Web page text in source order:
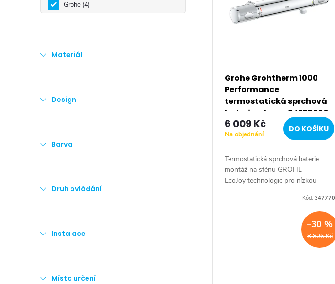
a
n
l
Grohe 4
Materiál
Design
Barva
Druh ovládání
Instalace
Místo určení
k
Grohe Grohtherm 1000
Performance
termostatická sprchová
baterie, chrom 34777000
6 009 Kč
Na objednání
DO KOŠÍKU
Termostatická sprchová baterie
montáž na stěnu GROHE
EcoJoy technologie pro nízkou
GROHE CoolTouch technologie
Kód:
8 806 Kč
–30 %